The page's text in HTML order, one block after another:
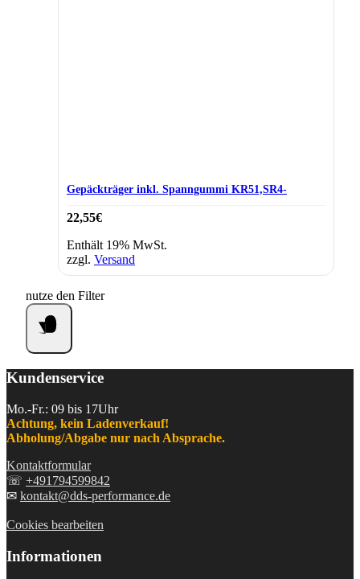
Gepäckträger inkl. Spanngummi KR51,SR4-
22,55€
Enthält 19% MwSt.
zzgl. Versand
nutze den Filter
Kundenservice
Mo.-Fr.: 09 bis 17Uhr
Achtung, kein Ladenverkauf!
Abholung/Abgabe nur nach Absprache.
Kontaktformular
☏ +491794599842
✉ kontakt@dds-performance.de
Cookies bearbeiten
Informationen